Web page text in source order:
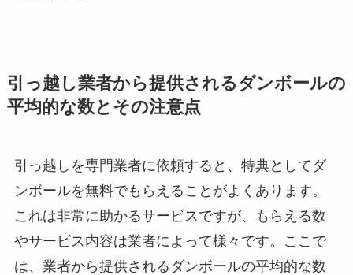
引っ越し業者から提供されるダンボールの
平均的な数とその注意点
引っ越しを専門業者に依頼すると、特典としてダ
ンボールを無料でもらえることがよくあります。
これは非常に助かるサービスですが、もらえる数
やサービス内容は業者によって様々です。ここで
は、業者から提供されるダンボールの平均的な数